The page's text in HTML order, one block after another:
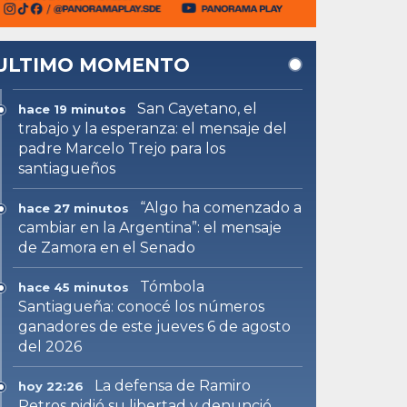
MOMENTO
hace 19 minutos
San Cayetano, el
trabajo y la esperanza: el mensaje del
padre Marcelo Trejo para los
santiagueños
hace 27 minutos
“Algo ha comenzado a
cambiar en la Argentina”: el mensaje
de Zamora en el Senado
hace 45 minutos
Tómbola
Santiagueña: conocé los números
ganadores de este jueves 6 de agosto
del 2026
hoy 22:26
La defensa de Ramiro